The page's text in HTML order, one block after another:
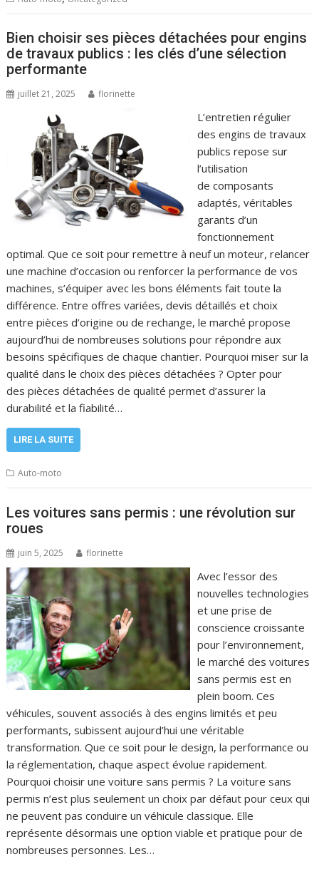
Bien choisir ses pièces détachées pour engins
de travaux publics : les clés d’une sélection
performante
juillet 21, 2025 florinette
L’entretien régulier
des engins de travaux
publics repose sur
l’utilisation
de composants
adaptés, véritables
garants d’un
fonctionnement
optimal. Que ce soit pour remettre à neuf un moteur, relancer
une machine d’occasion ou renforcer la performance de vos
machines, s’équiper avec les bons éléments fait toute la
différence. Entre offres variées, devis détaillés et choix
entre pièces d’origine ou de rechange, le marché propose
aujourd’hui de nombreuses solutions pour répondre aux
besoins spécifiques de chaque chantier. Pourquoi miser sur la
qualité dans le choix des pièces détachées ? Opter pour
des pièces détachées de qualité permet d’assurer la
durabilité et la fiabilité…
LIRE LA SUITE
Auto-moto
Les voitures sans permis : une révolution sur
roues
juin 5, 2025 florinette
Avec l’essor des
nouvelles technologies
et une prise de
conscience croissante
pour l’environnement,
le marché des voitures
sans permis est en
plein boom. Ces
véhicules, souvent associés à des engins limités et peu
performants, subissent aujourd’hui une véritable
transformation. Que ce soit pour le design, la performance ou
la réglementation, chaque aspect évolue rapidement.
Pourquoi choisir une voiture sans permis ? La voiture sans
permis n’est plus seulement un choix par défaut pour ceux qui
ne peuvent pas conduire un véhicule classique. Elle
représente désormais une option viable et pratique pour de
nombreuses personnes. Les…